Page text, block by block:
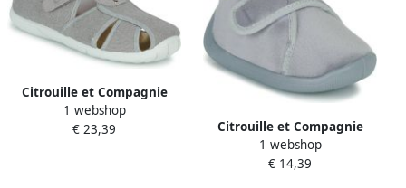
Citrouille et Compagnie
Platte sandalen FIJOSAN
1 webshop
€ 23,39
Citrouille et Compagnie
Pantoffels NEW 66
1 webshop
€ 14,39